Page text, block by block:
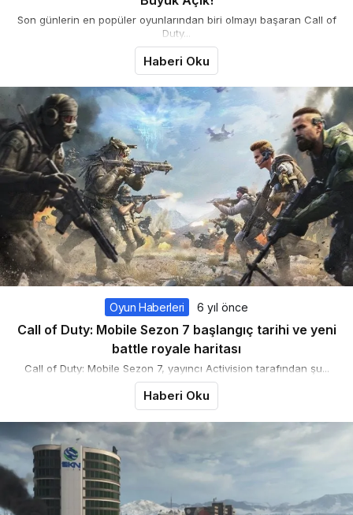
Son günlerin en popüler oyunlarından biri olmayı başaran Call of
Duty...
Haberi Oku
Oyun Haberleri 6 yıl önce
Call of Duty: Mobile Sezon 7 başlangıç ​​tarihi ve yeni
battle royale haritası
Call of Duty: Mobile Sezon 7, yayıncı Activision tarafından şu...
Haberi Oku